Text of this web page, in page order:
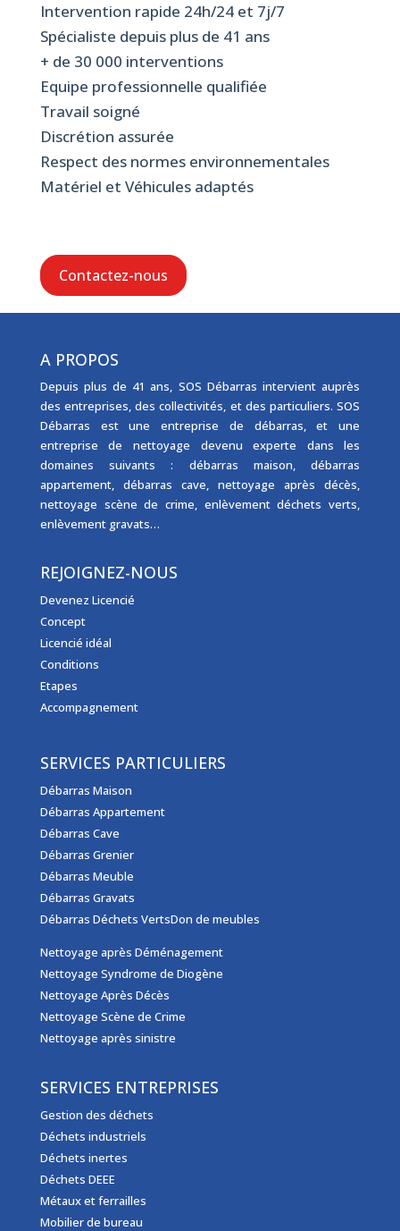
Intervention rapide 24h/24 et 7j/7
Spécialiste depuis plus de 41 ans
+ de 30 000 interventions
Equipe professionnelle qualifiée
Travail soigné
Discrétion assurée
Respect des normes environnementales
Matériel et Véhicules adaptés
Contactez-nous
A PROPOS
Depuis plus de 41 ans, SOS Débarras intervient auprès
des entreprises, des collectivités, et des particuliers. SOS
Débarras est uneentreprise de débarras, et une
entreprise de nettoyage devenu experte dans les
domaines suivants : débarras maison,débarras
appartement, débarras cave,nettoyage après décès,
nettoyage scène de crime, enlèvement déchets verts,
enlèvement gravats…
REJOIGNEZ-NOUS
Devenez Licencié
Concept
Licencié idéal
Conditions
Etapes
Accompagnement
SERVICES PARTICULIERS
Débarras Maison
Débarras Appartement
Débarras Cave
Débarras Grenier
Débarras Meuble
Débarras Gravats
Débarras Déchets VertsDon de meubles
Nettoyage après Déménagement
Nettoyage Syndrome de Diogène
Nettoyage Après Décès
Nettoyage Scène de Crime
Nettoyage après sinistre
SERVICES ENTREPRISES
Gestion des déchets
Déchets industriels
Déchets inertes
Déchets DEEE
Métaux et ferrailles
Mobilier de bureau